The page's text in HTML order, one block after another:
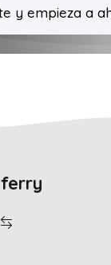
y empieza a